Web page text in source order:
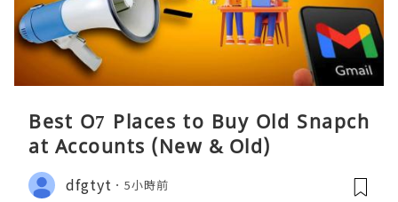
Best O7 Places to Buy Old Snapch
at Accounts (New & Old)
dfgtyt 5小時前